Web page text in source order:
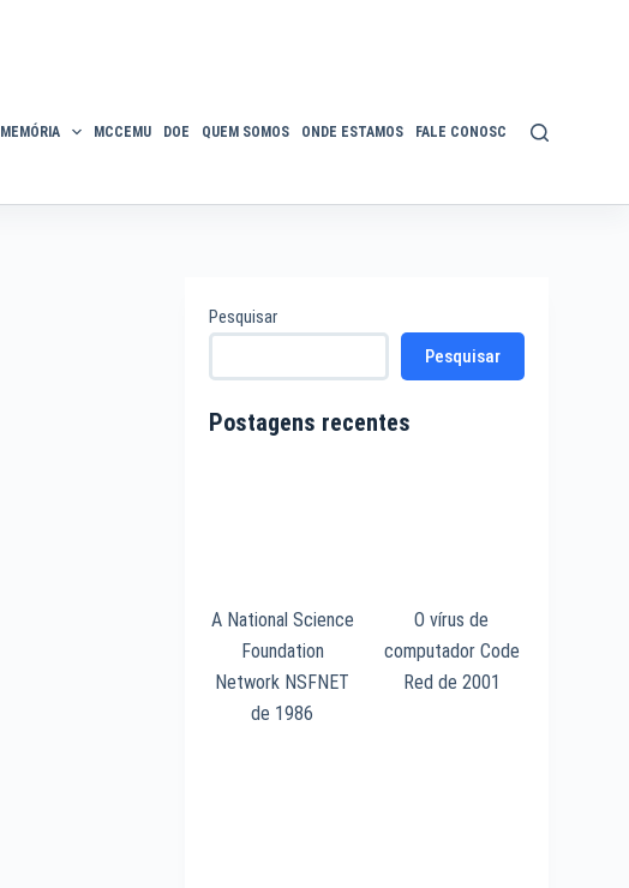
MEMÓRIA MCCEMU DOE QUEM SOMOS ONDE ESTAMOS FALE CONOSCO POLÍTICA DE
Pesquisar
Pesquisar
Postagens recentes
A National Science
Foundation
Network NSFNET
de 1986
O vírus de
computador Code
Red de 2001